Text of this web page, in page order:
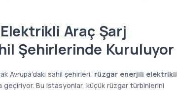
Araç Şarj
Şehirlerinde Kuruluyor
Avrupa’daki sahil şehirleri, rüzgar enerjili elektrikli
geçiriyor. Bu istasyonlar, küçük rüzgar türbinlerini